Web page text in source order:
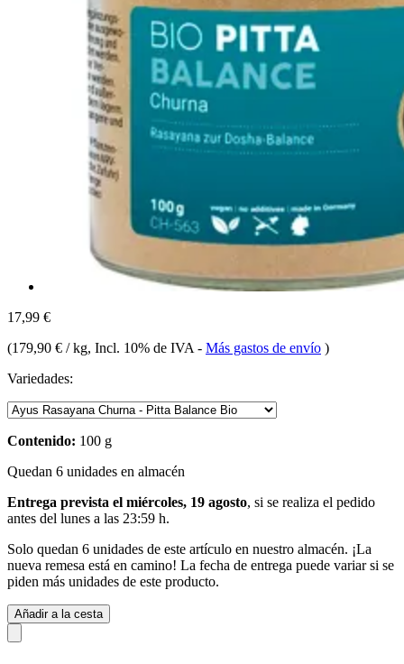
17,99 €
(179,90 € / kg, Incl. 10% de IVA - Más gastos de envío )
Variedades:
Contenido: 100 g
Quedan 6 unidades en almacén
Entrega prevista el miércoles, 19 agosto, si se realiza el pedido
antes del lunes a las 23:59 h.
Solo quedan 6 unidades de este artículo en nuestro almacén. ¡La
nueva remesa está en camino! La fecha de entrega puede variar si se
piden más unidades de este producto.
Añadir a la cesta